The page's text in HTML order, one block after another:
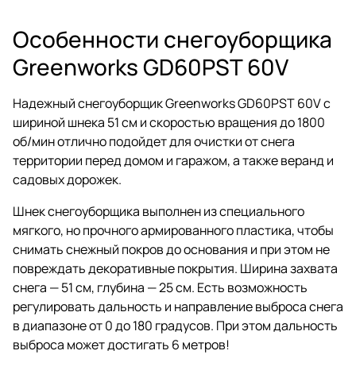
Особенности снегоуборщика
Greenworks GD60PST 60V
Надежный снегоуборщик Greenworks GD60PST 60V с
шириной шнека 51 см и скоростью вращения до 1800
об/мин отлично подойдет для очистки от снега
территории перед домом и гаражом, а также веранд и
садовых дорожек.
Шнек снегоуборщика выполнен из специального
мягкого, но прочного армированного пластика, чтобы
снимать снежный покров до основания и при этом не
повреждать декоративные покрытия. Ширина захвата
снега — 51 см, глубина — 25 см. Есть возможность
регулировать дальность и направление выброса снега
в диапазоне от 0 до 180 градусов. При этом дальность
выброса может достигать 6 метров!